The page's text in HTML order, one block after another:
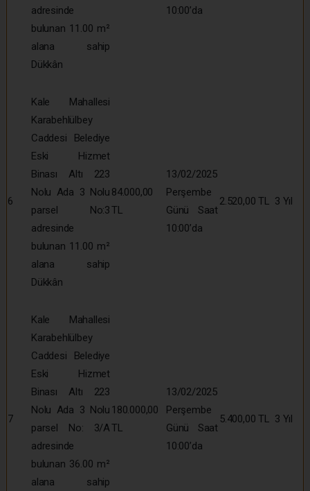
adresinde
bulunan 11.00 m²
alana sahip
Dükkân
10:00’da
6
Kale Mahallesi
Karabehlülbey
Caddesi Belediye
Eski Hizmet
Binası Altı 223
Nolu Ada 3 Nolu
parsel No:3
adresinde
bulunan 11.00 m²
alana sahip
Dükkân
84.000,00
TL
13/02/2025
Perşembe
Günü Saat
10:00’da
2.520,00 TL 3 Yıl
7
Kale Mahallesi
Karabehlülbey
Caddesi Belediye
Eski Hizmet
Binası Altı 223
Nolu Ada 3 Nolu
parsel No: 3/A
adresinde
bulunan 36.00 m²
alana sahip
180.000,00
TL
13/02/2025
Perşembe
Günü Saat
10:00’da
5.400,00 TL 3 Yıl